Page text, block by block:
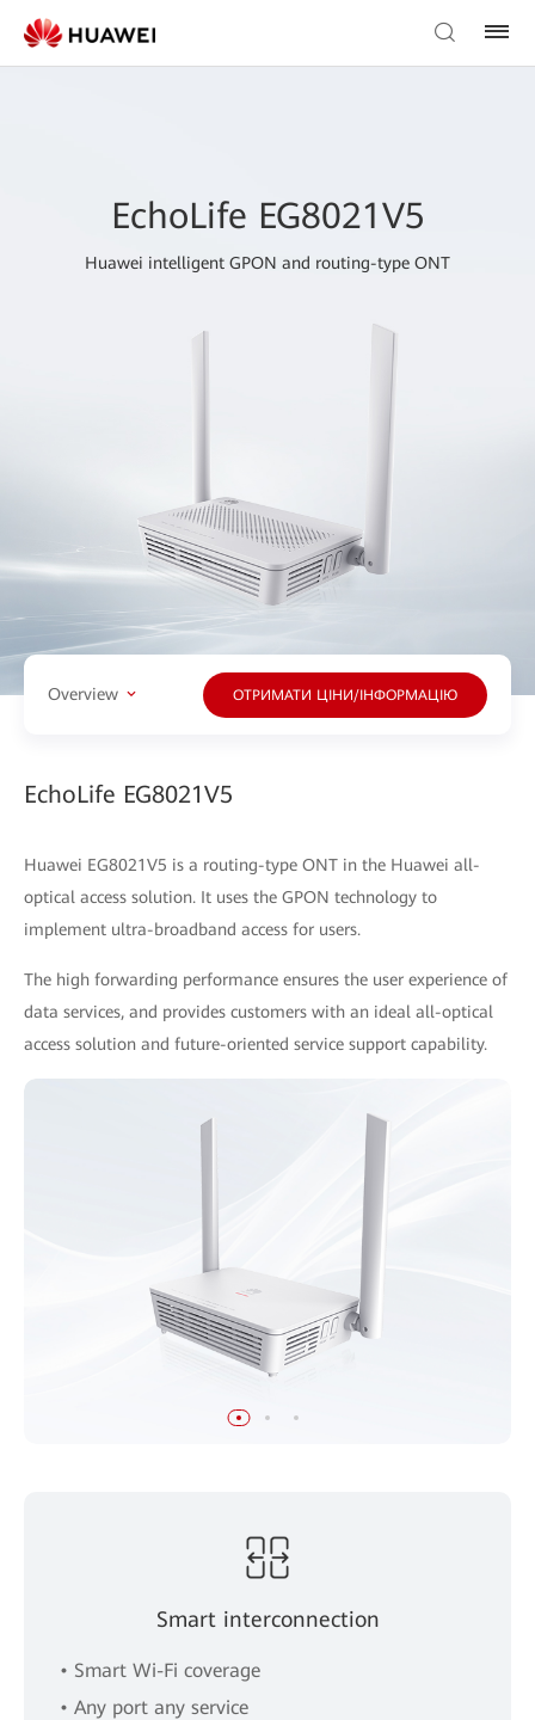
EchoLife EG8021V5
Huawei intelligent GPON and routing-type ONT
Overview ОТРИМАТИ ЦІНИ/ІНФОРМАЦІЮ
EchoLife EG8021V5
Huawei EG8021V5 is a routing-type ONT in the Huawei all-
optical access solution. It uses the GPON technology to
implement ultra-broadband access for users.
The high forwarding performance ensures the user experience of
data services, and provides customers with an ideal all-optical
access solution and future-oriented service support capability.
Smart interconnection
• Smart Wi-Fi coverage
• Any port any service